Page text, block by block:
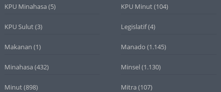
KPU Minahasa (5) KPU Minut(104)
KPU Sulut(3) Legislatif(4)
Makanan (1) Manado (1.145)
Minahasa (432) Minsel (1.130)
Minut(898) Mitra (107)